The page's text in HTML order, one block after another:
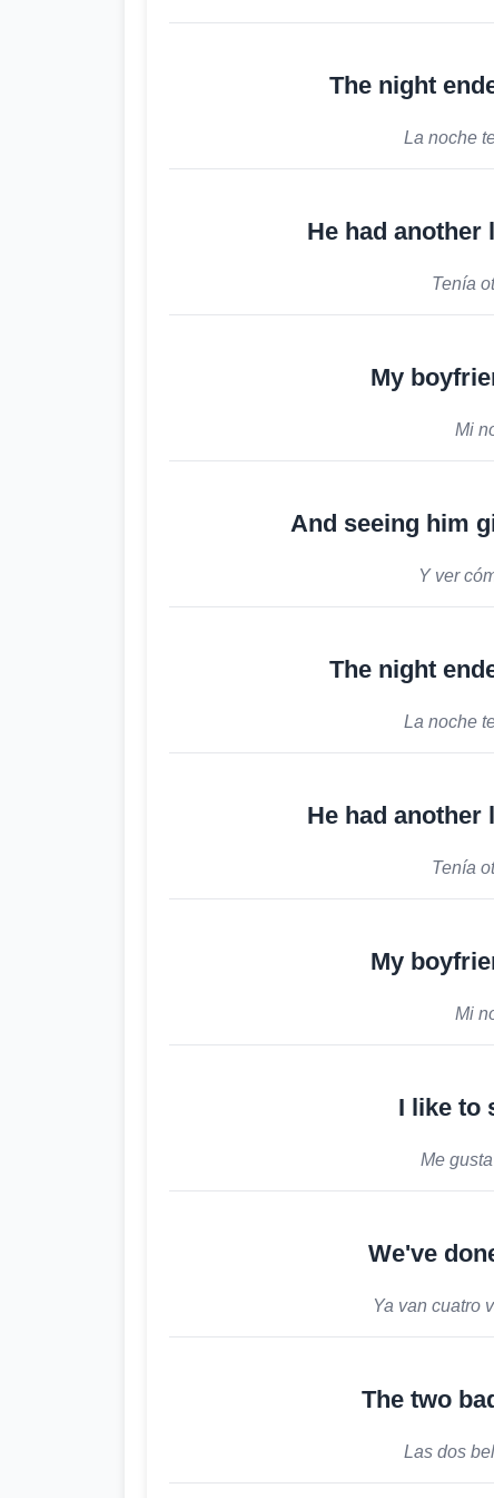
The night
La noche
He had
Tenía
My
Mi
And seeing him
Y ver
The night
La noche
He had
Tenía
My
Mi
I like to
Me
We've
Ya van cuatro
The two
Las dos